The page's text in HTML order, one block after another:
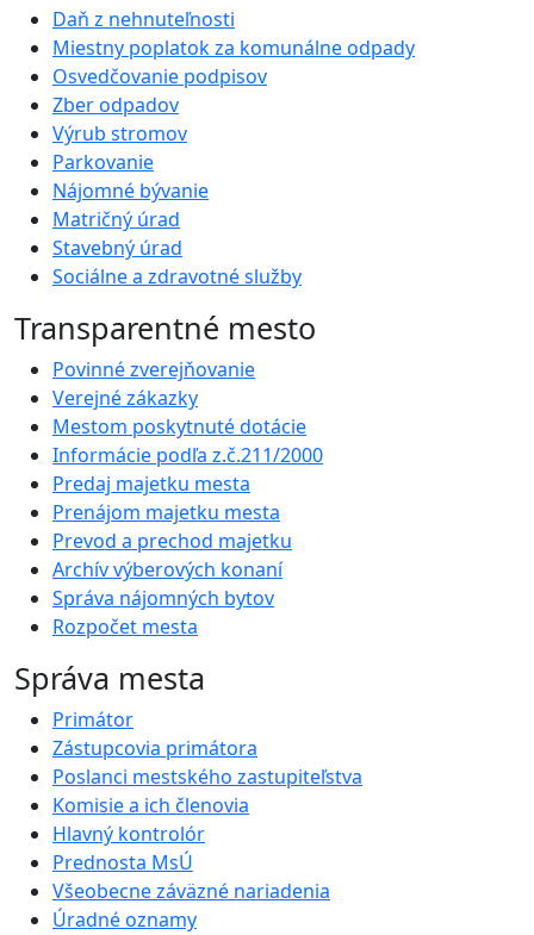
Daň z nehnuteľnosti
Miestny poplatok za komunálne odpady
Osvedčovanie podpisov
Zber odpadov
Výrub stromov
Parkovanie
Nájomné bývanie
Matričný úrad
Stavebný úrad
Sociálne a zdravotné služby
Transparentné mesto
Povinné zverejňovanie
Verejné zákazky
Mestom poskytnuté dotácie
Informácie podľa z.č.211/2000
Predaj majetku mesta
Prenájom majetku mesta
Prevod a prechod majetku
Archív výberových konaní
Správa nájomných bytov
Rozpočet mesta
Správa mesta
Primátor
Zástupcovia primátora
Poslanci mestského zastupiteľstva
Komisie a ich členovia
Hlavný kontrolór
Prednosta MsÚ
Všeobecne záväzné nariadenia
Úradné oznamy